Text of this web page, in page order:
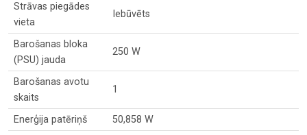
Strāvas piegādes
vieta
Iebūvēts
Barošanas bloka
(PSU) jauda
250 W
Barošanas avotu
skaits
1
Enerģija patēriņš
50,858 W